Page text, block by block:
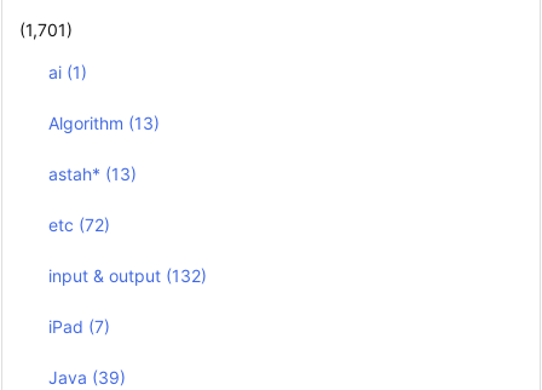
(1,701)
ai (1)
Algorithm (13)
astah* (13)
etc (72)
input & output (132)
iPad (7)
Java (39)